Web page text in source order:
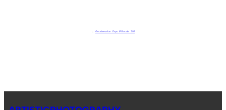
← Goudemalion . Expo JP.Goude . 2011